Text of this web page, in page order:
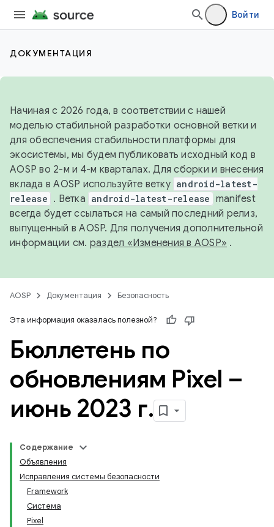
Войти
ДОКУМЕНТАЦИЯ
Начиная с 2026 года, в соответствии с нашей
моделью стабильной разработки основной ветки и
для обеспечения стабильности платформы для
экосистемы, мы будем публиковать исходный код в
AOSP во 2-м и 4-м кварталах. Для сборки и внесения
вклада в AOSP используйте ветку android-latest-
release . Ветка android-latest-release manifest
всегда будет ссылаться на самый последний релиз,
выпущенный в AOSP. Для получения дополнительной
информации см. раздел «Изменения в AOSP» .
AOSP Документация Безопасность
Эта информация оказалась полезной?
Бюллетень по
обновлениям Pixel –
июнь 2023 г.
Содержание
Объявления
Исправления системы безопасности
Framework
Система
Pixel